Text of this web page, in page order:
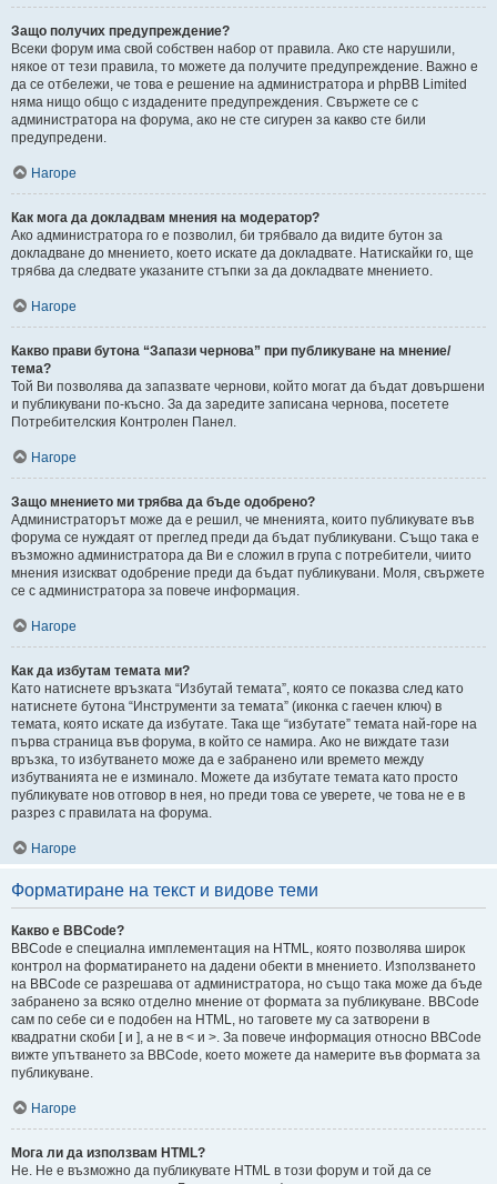
Защо получих предупреждение?
Всеки форум има свой собствен набор от правила. Ако сте нарушили,
някое от тези правила, то можете да получите предупреждение. Важно е
да се отбележи, че това е решение на администратора и phpBB Limited
няма нищо общо с издадените предупреждения. Свържете се с
администратора на форума, ако не сте сигурен за какво сте били
предупредени.
Нагоре
Как мога да докладвам мнения на модератор?
Ако администратора го е позволил, би трябвало да видите бутон за
докладване до мнението, което искате да докладвате. Натискайки го, ще
трябва да следвате указаните стъпки за да докладвате мнението.
Нагоре
Какво прави бутона “Запази чернова” при публикуване на мнение/
тема?
Той Ви позволява да запазвате чернови, който могат да бъдат довършени
и публикувани по-късно. За да заредите записана чернова, посетете
Потребителския Контролен Панел.
Нагоре
Защо мнението ми трябва да бъде одобрено?
Администраторът може да е решил, че мненията, които публикувате във
форума се нуждаят от преглед преди да бъдат публикувани. Също така е
възможно администратора да Ви е сложил в група с потребители, чиито
мнения изискват одобрение преди да бъдат публикувани. Моля, свържете
се с администратора за повече информация.
Нагоре
Как да избутам темата ми?
Като натиснете връзката “Избутай темата”, която се показва след като
натиснете бутона “Инструменти за темата” (иконка с гаечен ключ) в
темата, която искате да избутате. Така ще “избутате” темата най-горе на
първа страница във форума, в който се намира. Ако не виждате тази
връзка, то избутването може да е забранено или времето между
избутванията не е изминало. Можете да избутате темата като просто
публикувате нов отговор в нея, но преди това се уверете, че това не е в
разрез с правилата на форума.
Нагоре
Форматиране на текст и видове теми
Какво е BBCode?
BBCode е специална имплементация на HTML, която позволява широк
контрол на форматирането на дадени обекти в мнението. Използването
на BBCode се разрешава от администратора, но също така може да бъде
забранено за всяко отделно мнение от формата за публикуване. BBCode
сам по себе си е подобен на HTML, но таговете му са затворени в
квадратни скоби [ и ], а не в < и >. За повече информация относно BBCode
вижте упътването за BBCode, което можете да намерите във формата за
публикуване.
Нагоре
Мога ли да използвам HTML?
Не. Не е възможно да публикувате HTML в този форум и той да се